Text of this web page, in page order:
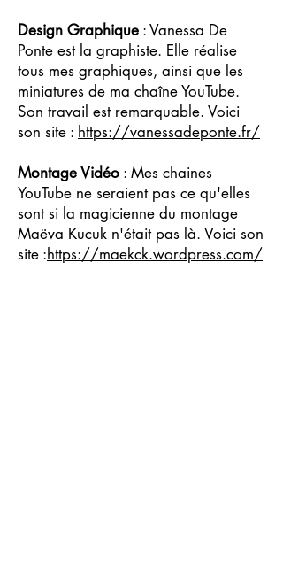
Design Graphique : Vanessa De
Ponte est la graphiste. Elle réalise
tous mes graphiques, ainsi que les
miniatures de ma chaîne YouTube.
Son travail est remarquable. Voici
son site : https://vanessadeponte.fr/
Montage Vidéo : Mes chaines
YouTube ne seraient pas ce qu'elles
sont si la magicienne du montage
Maëva Kucuk n'était pas là. Voici son
site :https://maekck.wordpress.com/